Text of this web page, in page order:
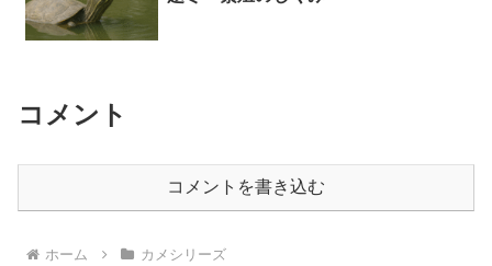
コメント
コメントを書き込む
ホーム カメシリーズ